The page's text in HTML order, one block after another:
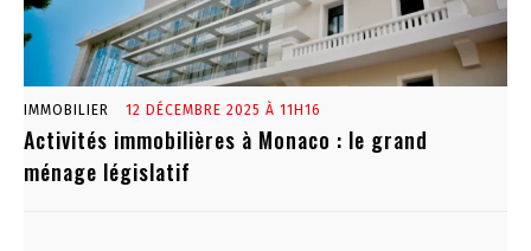
IMMOBILIER 12 DÉCEMBRE 2025 À 11H16
Activités immobilières à Monaco : le grand
ménage législatif